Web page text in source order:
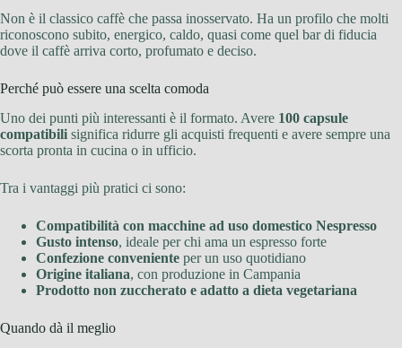
Non è il classico caffè che passa inosservato. Ha un profilo che molti
riconoscono subito, energico, caldo, quasi come quel bar di fiducia
dove il caffè arriva corto, profumato e deciso.
Perché può essere una scelta comoda
Uno dei punti più interessanti è il formato. Avere 100 capsule
compatibili significa ridurre gli acquisti frequenti e avere sempre una
scorta pronta in cucina o in ufficio.
Tra i vantaggi più pratici ci sono:
Compatibilità con macchine ad uso domestico Nespresso
Gusto intenso, ideale per chi ama un espresso forte
Confezione conveniente per un uso quotidiano
Origine italiana, con produzione in Campania
Prodotto non zuccherato e adatto a dieta vegetariana
Quando dà il meglio